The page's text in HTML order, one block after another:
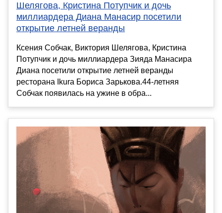
Шелягова, Кристина Потупчик и дочь
миллиардера Диана Манасир посетили
открытие летней веранды
Ксения Собчак, Виктория Шелягова, Кристина
Потупчик и дочь миллиардера Зияда Манасира
Диана посетили открытие летней веранды
ресторана Ikura Бориса Зарькова.44-летняя
Собчак появилась на ужине в обра...